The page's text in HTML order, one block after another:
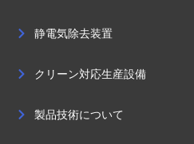
静電気除去装置
クリーン対応生産設備
製品技術について